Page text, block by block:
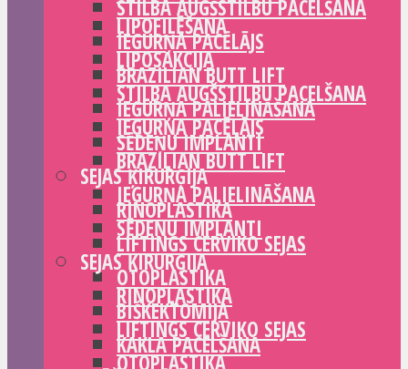
STILBA AUGŠSTILBU PACELŠANA
IEGURŅA PACĒLĀJS
BRAZILIAN BUTT LIFT
IEGURŅA PALIELINĀŠANA
SĒDEŅU IMPLANTI
SEJAS ĶIRURĢIJA
RINOPLASTIKA
LIFTINGS CERVIKO SEJAS
OTOPLASTIKA
BIŠKEKTOMIJA
KAKLA PACELŠANA
LIPOFILĒŠANA
LIPOSAKCIJA
STILBA AUGŠSTILBU PACELŠANA
IEGURŅA PACĒLĀJS
BRAZILIAN BUTT LIFT
IEGURŅA PALIELINĀŠANA
SĒDEŅU IMPLANTI
SEJAS ĶIRURĢIJA
RINOPLASTIKA
LIFTINGS CERVIKO SEJAS
OTOPLASTIKA